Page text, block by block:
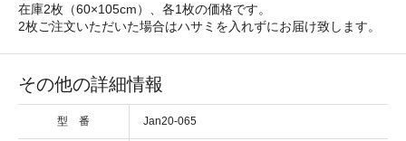
在庫2枚（60×105cm）、各1枚の価格です。
2枚ご注文いただいた場合はハサミを入れずにお届け致します。
その他の詳細情報
型 番 Jan20-065